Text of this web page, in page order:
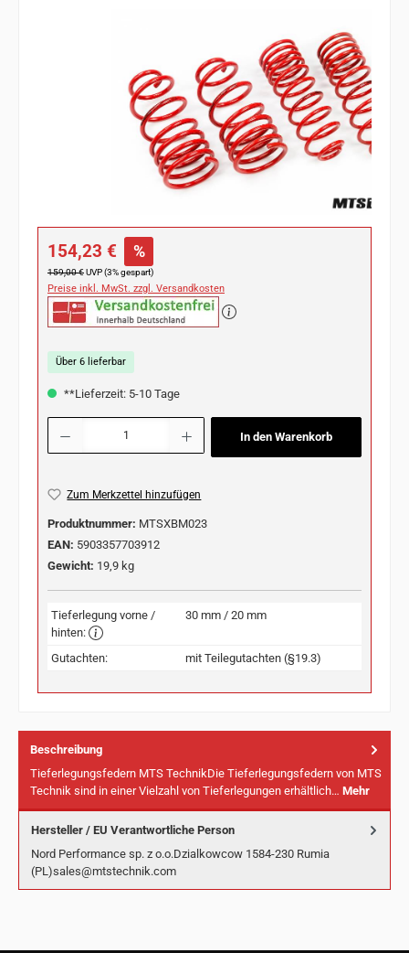
Verkaufspreis:
154,23 € %
Regulärer Preis:
159,00 €UVP (3% gespart)
Preise inkl. MwSt. zzgl. Versandkosten
Über 6 lieferbar
**Lieferzeit: 5-10 Tage
Produkt Anzahl: Gib den gewünschten Wert ein oder benutze die Schaltflächen
In den Warenkorb
Zum Merkzettel hinzufügen
Produktnummer: MTSXBM023
EAN: 5903357703912
Gewicht: 19,9 kg
Tieferlegung vorne /
hinten:
30 mm / 20 mm
Gutachten: mit Teilegutachten (§19.3)
Beschreibung
Tieferlegungsfedern MTS TechnikDie Tieferlegungsfedern von MTS
Technik sind in einer Vielzahl von Tieferlegungen erhältlich… Mehr
Hersteller / EU Verantwortliche Person
Nord Performance sp. z o.o.Dzialkowcow 1584-230 Rumia
(PL)sales@mtstechnik.com